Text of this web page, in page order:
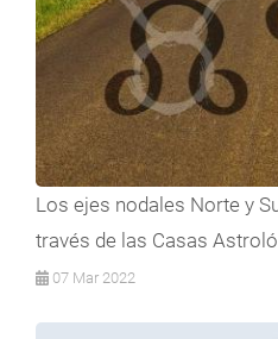
Los ejes nodales Norte y
través de las Casas
07 Mar 2022